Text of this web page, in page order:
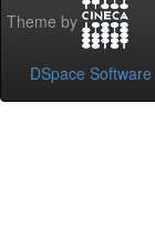
Theme by
DSpace Software